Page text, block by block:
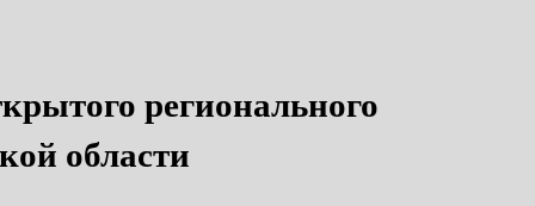
регионального
области